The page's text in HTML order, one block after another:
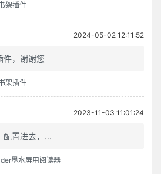
架插件
2024-05-02 12:11:52
件，谢谢您
架插件
2023-11-03 11:01:24
配置进去，...
墨水屏用阅读器